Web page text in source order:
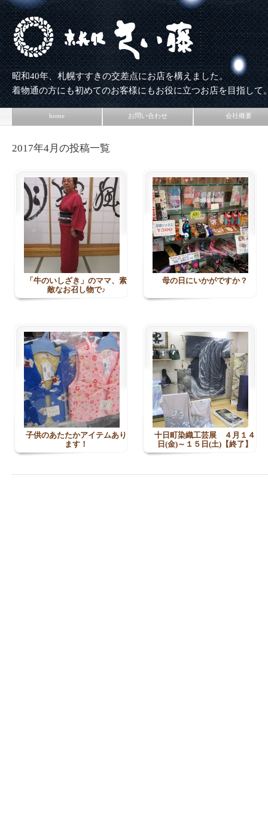
昭和40年、札幌すすきの交差点にお店を構えました。
着物通の方にも初めてのお客様にもお役に立つお店を目指して
home お問い合わせ 会社概要
2017年4月の投稿一覧
「牛のいしざき」のママ、素
敵なお召し物で♪
母の日にいかがですか？
子供のあたたかアイテムあり
ます！
十日町染織工芸展 ４月１４
日(金)～１５日(土)【終了】